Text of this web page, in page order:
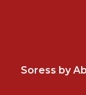
Soress by